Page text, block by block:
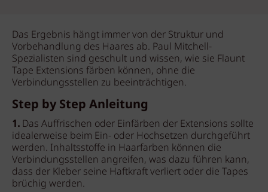
Das Ergebnis hängt immer von der Struktur und
Vorbehandlung des Haares ab. Paul Mitchell-
Spezialisten sind geschult und wissen, wie sie Flaunt
Tape Extensions färben können, ohne die
Verbindungsstellen zu beeinträchtigen.
Step by Step Anleitung
1. Das Auffrischen oder Einfärben der Extensions sollte
idealerweise beim Ein- oder Hochsetzen durchgeführt
werden. Inhaltsstoffe in Haarfarben können die
Verbindungsstellen angreifen, was dazu führen kann,
dass der Kleber seine Haftkraft verliert oder die Tapes
brüchig werden.